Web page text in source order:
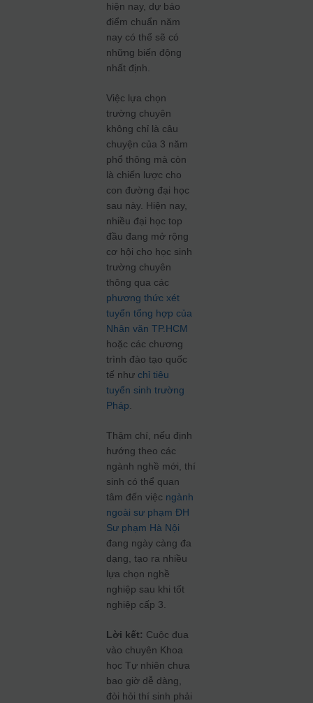
hiện nay, dự báo
điểm chuẩn năm
nay có thể sẽ có
những biến động
nhất định.
Việc lựa chọn
trường chuyên
không chỉ là câu
chuyện của 3 năm
phổ thông mà còn
là chiến lược cho
con đường đại học
sau này. Hiện nay,
nhiều đại học top
đầu đang mở rộng
cơ hội cho học sinh
trường chuyên
thông qua các
phương thức xét
tuyển tổng hợp của
Nhân văn TP.HCM
hoặc các chương
trình đào tạo quốc
tế nhưchỉ tiêu
tuyển sinh trường
Pháp
Thậm chí, nếu định
hướng theo các
ngành nghề mới, thí
sinh có thể quan
tâm đến việc ngành
ngoài sư phạm ĐH
Sư phạm Hà Nội
đang ngày càng đa
dạng, tạo ra nhiều
lựa chọn nghề
nghiệp sau khi tốt
nghiệp cấp 3.
Lời kết: Cuộc đua
vào chuyên Khoa
học Tự nhiên chưa
bao giờ dễ dàng,
đòi hỏi thí sinh phải